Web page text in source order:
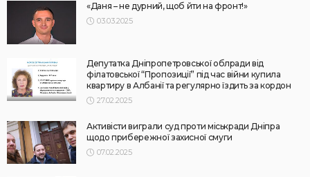
«Даня – не дурний, щоб йти на фронт!»
03.03.2025
Депутатка Дніпропетровської облради від
філатовської “Пропозиції” під час війни купила
квартиру в Албанії та регулярно їздить за кордон
27.02.2025
Активісти виграли суд проти міськради Дніпра
щодо прибережної захисної смуги
07.02.2025